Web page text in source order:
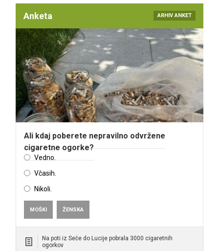
Anketa ARHIV ANKET
Ali kdaj poberete nepravilno odvržene
cigaretne ogorke?
Vedno.
Včasih.
Nikoli.
MOŠKI ŽENSKA
Na poti iz Seče do Lucije pobrala 3000 cigaretnih
ogorkov